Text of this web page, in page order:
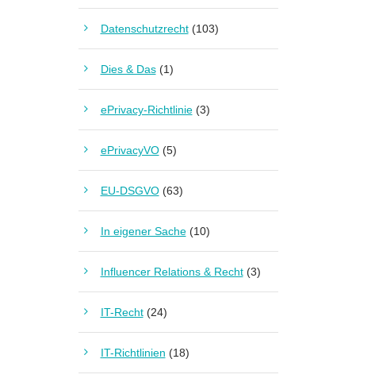
Datenschutzrecht(103)
Dies & Das(1)
ePrivacy-Richtlinie(3)
ePrivacyVO(5)
EU-DSGVO(63)
In eigener Sache(10)
Influencer Relations & Recht(3)
IT-Recht(24)
IT-Richtlinien (18)